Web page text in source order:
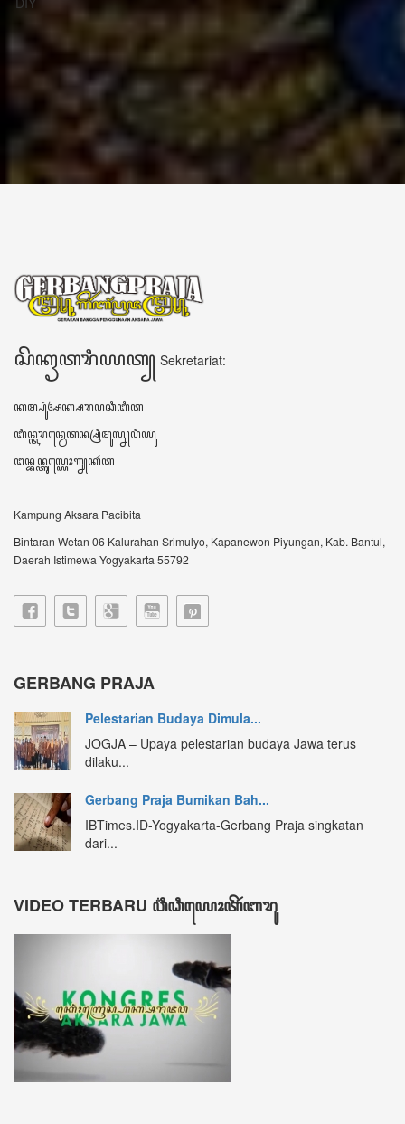
ꦧꦶꦤ꧀ꦠꦫꦤ꧀ꦮꦺꦠꦤ꧀ꦱꦿꦶꦩꦸꦭ꧀ꦚꦥꦶꦪꦸꦁ
ꦔꦤ꧀ꦧꦤ꧀ꦠꦸꦭ꧀ꦪꦺꦴꦒ꧀ꦚꦏꦂꦠ
Bintaran Wetan 06 Kalurahan Srimulyo, Kapanewon Piyungan, Kab. Bantul,
Daerah Istimewa Yogyakarta 55792
GERBANG PRAJA
JOGJA – Upaya pelestarian budaya Jawa terus
IBTimes.ID-Yogyakarta-Gerbang Praja singkatan
dari...
VIDEO TERBARU ꦮ꦳ꦶꦣꦶꦪꦺꦴꦠꦼꦂꦧꦫꦸ
DATA KUNJUNGAN ꦣꦠꦏꦸꦚ꧀ꦗꦸꦔꦤ꧀
ꦲꦫꦶꦆꦤꦶ Hari ini
ꦏꦼꦩꦫꦶꦤ꧀ Kemarin
ꦧꦸꦭꦤ꧀ꦆꦤꦶ Bulan ini
ꦏꦼꦱꦼꦭꦸꦫꦸꦲꦤ꧀ Keseluruhan